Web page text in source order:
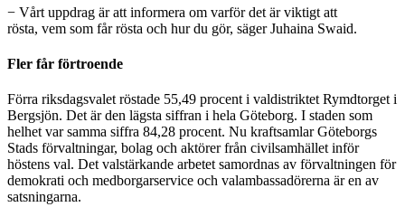
− Vårt uppdrag är att informera om varför det är viktigt att
rösta, vem som får rösta och hur du gör, säger Juhaina Swaid.
Fler får förtroende
Förra riksdagsvalet röstade 55,49 procent i valdistriktet Rymdtorget i
Bergsjön. Det är den lägsta siffran i hela Göteborg. I staden som
helhet var samma siffra 84,28 procent. Nu kraftsamlar Göteborgs
Stads förvaltningar, bolag och aktörer från civilsamhället inför
höstens val. Det valstärkande arbetet samordnas av förvaltningen för
demokrati och medborgarservice och valambassadörerna är en av
satsningarna.